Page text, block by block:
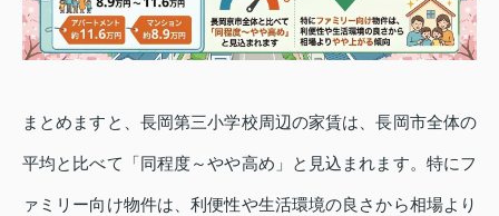
まとめますと、長岡第三小学校周辺の家賃は、長岡市全体の
平均と比べて「同程度～やや高め」と見込まれます。特にフ
ァミリー向け物件は、利便性や生活環境の良さから相場より